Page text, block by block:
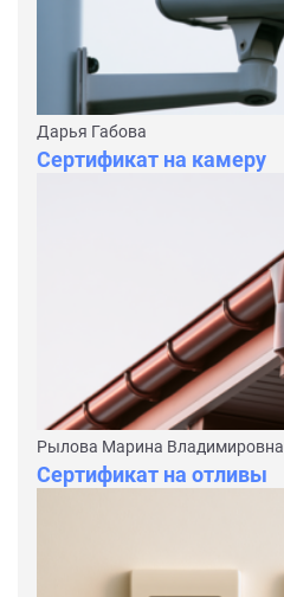
Дарья Габова
Сертификат на камеру
Рылова Марина Владимировна
Сертификат на отливы